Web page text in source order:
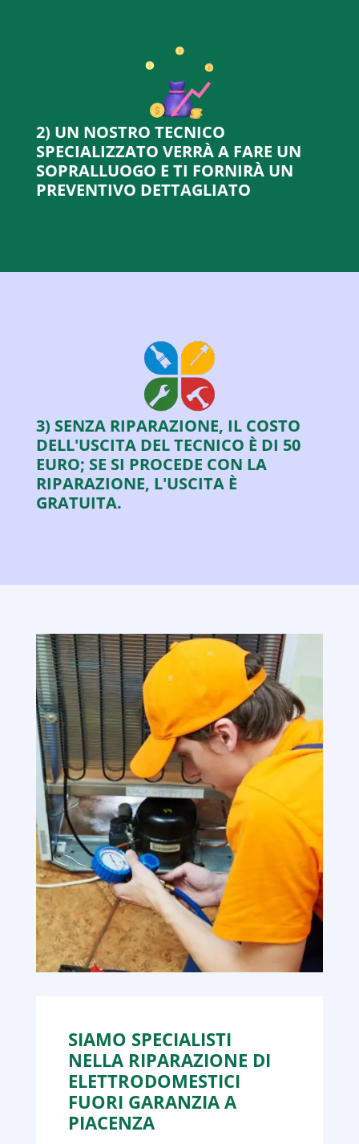
2) UN NOSTRO TECNICO
SPECIALIZZATO VERRÀ A FARE UN
SOPRALLUOGO E TI FORNIRÀ UN
PREVENTIVO DETTAGLIATO
3) SENZA RIPARAZIONE, IL COSTO
DELL'USCITA DEL TECNICO È DI 50
EURO; SE SI PROCEDE CON LA
RIPARAZIONE, L'USCITA È
GRATUITA.
SIAMO SPECIALISTI
NELLA RIPARAZIONE DI
ELETTRODOMESTICI
FUORI GARANZIA A
PIACENZA